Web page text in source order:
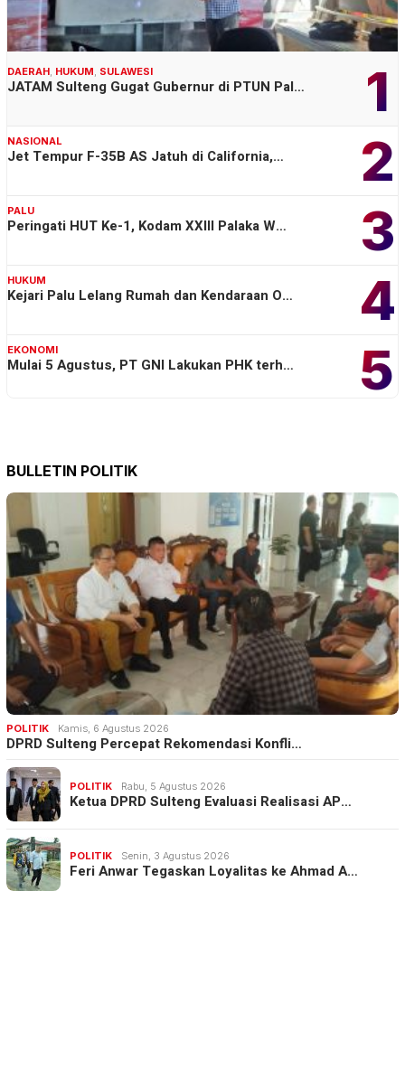
1
DAERAH HUKUM SULAWESI
JATAM Sulteng Gugat Gubernur di PTUN Pal…
2
NASIONAL
Jet Tempur F-35B AS Jatuh di California,…
3
PALU
Peringati HUT Ke-1, Kodam XXIII Palaka W…
4
HUKUM
Kejari Palu Lelang Rumah dan Kendaraan O…
5
EKONOMI
Mulai 5 Agustus, PT GNI Lakukan PHK terh…
BULLETIN POLITIK
POLITIK Kamis, 6 Agustus 2026
DPRD Sulteng Percepat Rekomendasi Konfli…
POLITIK Rabu, 5 Agustus 2026
Ketua DPRD Sulteng Evaluasi Realisasi AP…
POLITIK Senin, 3 Agustus 2026
Feri Anwar Tegaskan Loyalitas ke Ahmad A…